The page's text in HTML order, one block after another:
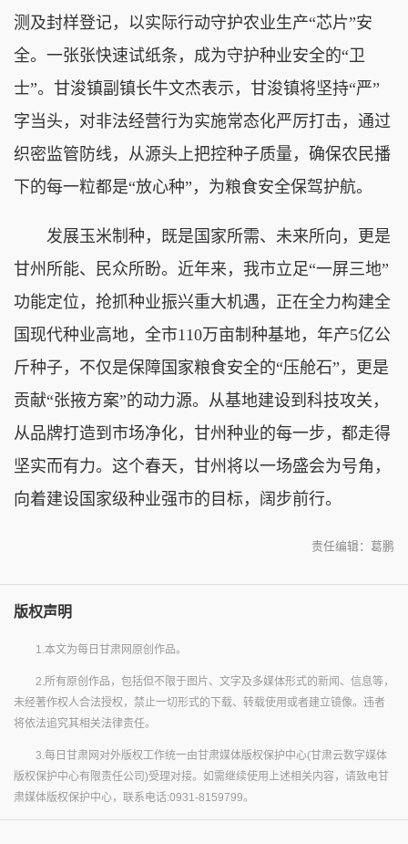
测及封样登记，以实际行动守护农业生产“芯片”安
全。一张张快速试纸条，成为守护种业安全的“卫
士”。甘浚镇副镇长牛文杰表示，甘浚镇将坚持“严”
字当头，对非法经营行为实施常态化严厉打击，通过
织密监管防线，从源头上把控种子质量，确保农民播
下的每一粒都是“放心种”，为粮食安全保驾护航。
发展玉米制种，既是国家所需、未来所向，更是
甘州所能、民众所盼。近年来，我市立足“一屏三地”
功能定位，抢抓种业振兴重大机遇，正在全力构建全
国现代种业高地，全市110万亩制种基地，年产5亿公
斤种子，不仅是保障国家粮食安全的“压舱石”，更是
贡献“张掖方案”的动力源。从基地建设到科技攻关，
从品牌打造到市场净化，甘州种业的每一步，都走得
坚实而有力。这个春天，甘州将以一场盛会为号角，
向着建设国家级种业强市的目标，阔步前行。
责任编辑：葛鹏
版权声明
1.本文为每日甘肃网原创作品。
2.所有原创作品，包括但不限于图片、文字及多媒体形式的新闻、信息等，
未经著作权人合法授权，禁止一切形式的下载、转载使用或者建立镜像。违者
将依法追究其相关法律责任。
3.每日甘肃网对外版权工作统一由甘肃媒体版权保护中心(甘肃云数字媒体
版权保护中心有限责任公司)受理对接。如需继续使用上述相关内容，请致电甘
肃媒体版权保护中心，联系电话:0931-8159799。